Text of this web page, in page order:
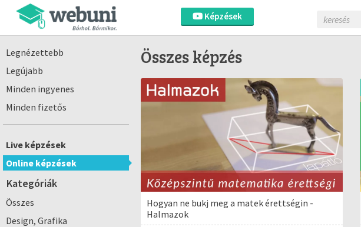
Képzések
Legnézettebb
Legújabb
Minden ingyenes
Minden fizetős
Live képzések
Online képzések
Kategóriák
Összes
Design, Grafika
Összes képzés
Hogyan ne bukj meg a matek érettségin -
Halmazok